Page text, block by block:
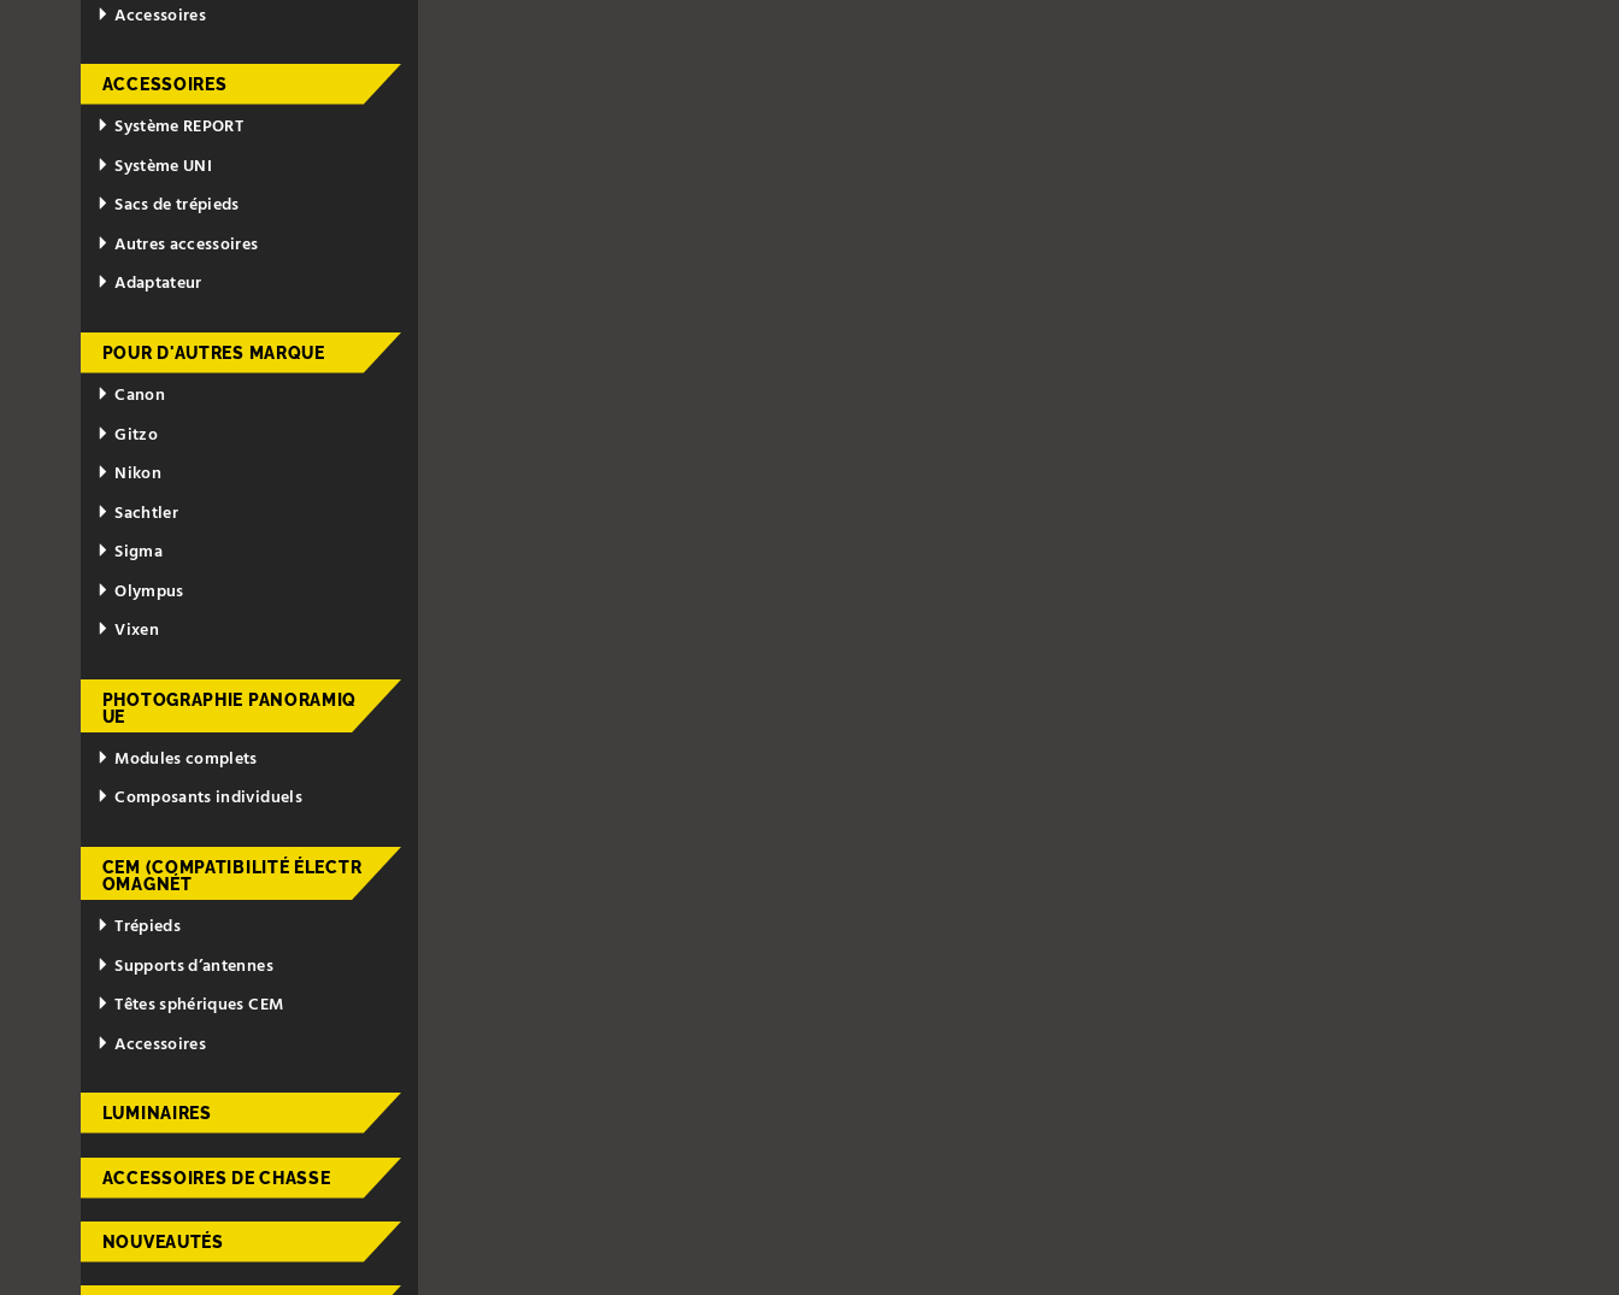
Accessoires
ACCESSOIRES
Système REPORT
Système UNI
Sacs de trépieds
Autres accessoires
Adaptateur
POUR D'AUTRES MARQUE
Canon
Gitzo
Nikon
Sachtler
Sigma
Olympus
Vixen
PHOTOGRAPHIE PANORAMIQ
UE
Modules complets
Composants individuels
CEM (COMPATIBILITÉ ÉLECTR
OMAGNÉT
Trépieds
Supports d’antennes
Têtes sphériques CEM
Accessoires
LUMINAIRES
ACCESSOIRES DE CHASSE
NOUVEAUTÉS